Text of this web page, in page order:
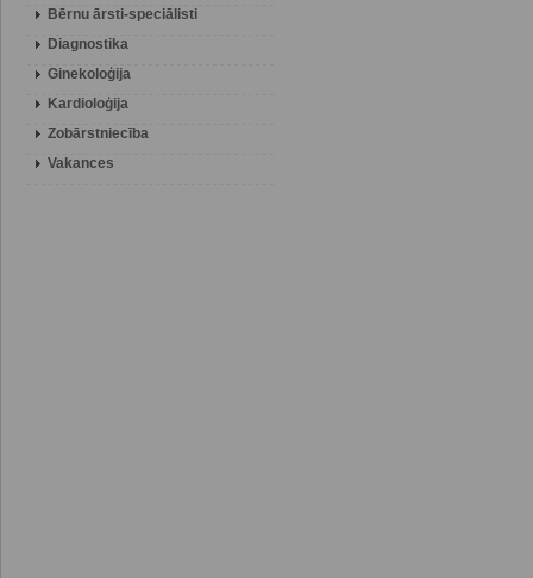
Bērnu ārsti-speciālisti
Diagnostika
Ginekoloģija
Kardioloģija
Zobārstniecība
Vakances